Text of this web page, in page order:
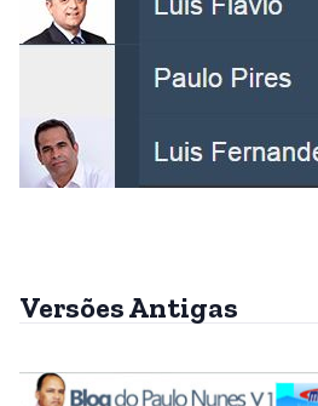
Versões Antigas